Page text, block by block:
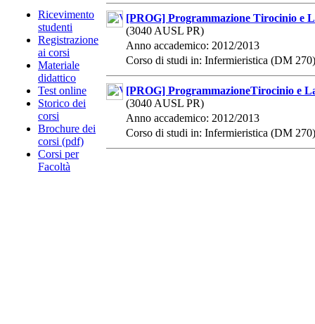
Ricevimento
studenti
Registrazione
ai corsi
Materiale
didattico
Test online
Storico dei
corsi
Brochure dei
corsi (pdf)
Corsi per
Facoltà
[PROG] Programmazione Tirocinio e
(3040 AUSL PR)
Anno accademico: 2012/2013
Corso di studi in: Infermieristica (DM 270)
[PROG] ProgrammazioneTirocinio e
(3040 AUSL PR)
Anno accademico: 2012/2013
Corso di studi in: Infermieristica (DM 270)